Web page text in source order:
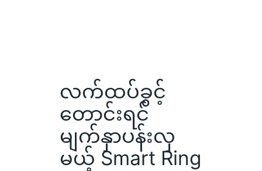
လက်ထပ်ခွင့်
တောင်းရင်
မျက်နှာပန်းလှ
မယ့် Smart Ring